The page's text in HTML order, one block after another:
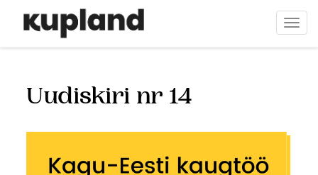
Uudiskiri nr 14